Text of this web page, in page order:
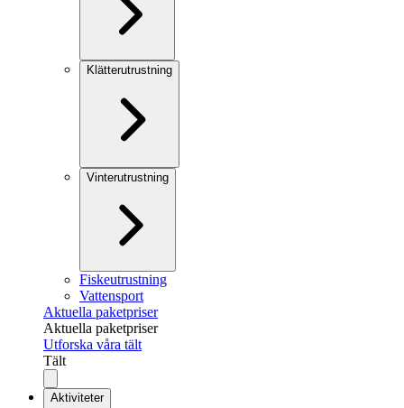
Klätterutrustning
Vinterutrustning
Fiskeutrustning
Vattensport
Aktuella paketpriser
Aktuella paketpriser
Utforska våra tält
Tält
Aktiviteter